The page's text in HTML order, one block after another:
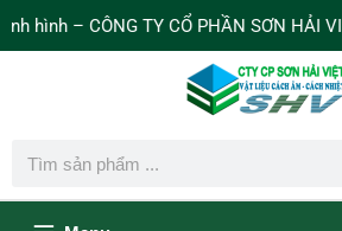
hình – CÔNG TY CỔ PHẦN SƠN HẢI VIỆT
Bên